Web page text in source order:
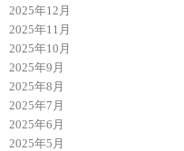
2025年12月
2025年11月
2025年10月
2025年9月
2025年8月
2025年7月
2025年6月
2025年5月